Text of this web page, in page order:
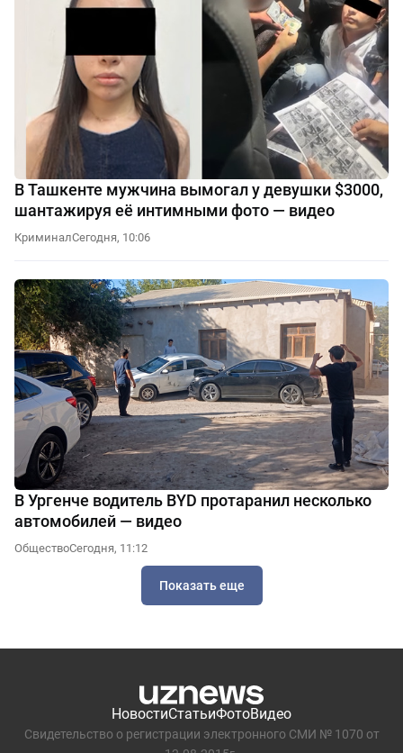
В Ташкенте мужчина вымогал у девушки $3000,
шантажируя её интимными фото — видео
КриминалСегодня, 10:06
В Ургенче водитель BYD протаранил несколько
автомобилей — видео
ОбществоСегодня, 11:12
Показать еще
НовостиСтатьиФотоВидео
Свидетельство о регистрации электронного СМИ № 1070 от